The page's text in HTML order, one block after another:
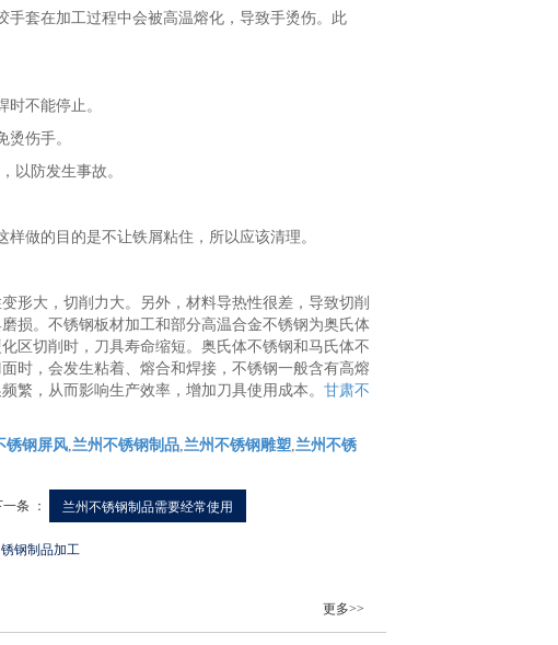
套在加工过程中会被高温熔化，导致手烫伤。此
不能停止。
伤手。
防发生事故。
做的目的是不让铁屑粘住，所以应该清理。
形大，切削力大。另外，材料导热性很差，导致切削
损。不锈钢板材加工和部分高温合金不锈钢为奥氏体
区切削时，刀具寿命缩短。奥氏体不锈钢和马氏体不
时，会发生粘着、熔合和焊接，不锈钢一般含有高熔
繁，从而影响生产效率，增加刀具使用成本。 甘肃不
锈钢屏风,兰州不锈钢制品,兰州不锈钢雕塑,兰州不锈
条 ： 兰州不锈钢制品需要经常使用
钢制品加工
更多>>